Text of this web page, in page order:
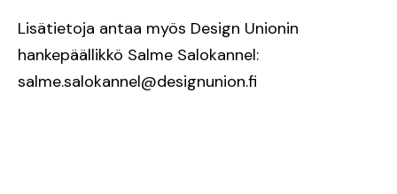
Lisätietoja antaa myös Design Unionin
hankepäällikkö Salme Salokannel:
salme.salokannel@designunion.fi